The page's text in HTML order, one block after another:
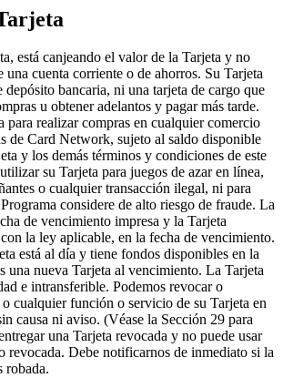
está canjeando el valor de la Tarjeta y no
una cuenta corriente o de ahorros. Su Tarjeta
depósito bancaria, ni una tarjeta de cargo que
u obtener adelantos y pagar más tarde.
para realizar compras en cualquier comercio
de Card Network, sujeto al saldo disponible
y los demás términos y condiciones de este
su Tarjeta para juegos de azar en línea,
o cualquier transacción ilegal, ni para
considere de alto riesgo de fraude. La
de vencimiento impresa y la Tarjeta
la ley aplicable, en la fecha de vencimiento.
está al día y tiene fondos disponibles en la
una nueva Tarjeta al vencimiento. La Tarjeta
e intransferible. Podemos revocar o
o cualquier función o servicio de su Tarjeta en
causa ni aviso. (Véase la Sección 29 para
una Tarjeta revocada y no puede usar
revocada. Debe notificarnos de inmediato si la
robada.